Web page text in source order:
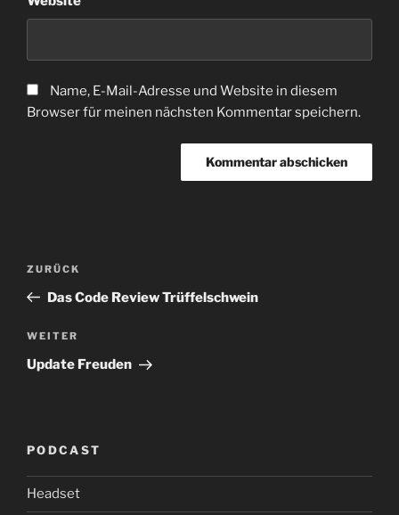
Name, E-Mail-Adresse und Website in diesem
Browser für meinen nächsten Kommentar speichern.
Beitragsnavigation
Vorheriger
Beitrag
ZURÜCK
Das Code Review Trüffelschwein
Nächster
Beitrag
WEITER
Update Freuden
PODCAST
Headset